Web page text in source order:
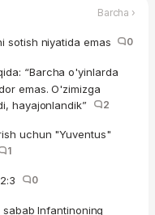
Barcha ›
sotish niyatida emas 0
“Barcha o'yinlarda
emas. O'zimizga
hayajonlandik”
2
uchun "Yuventus"
1
0
sabab Infantinoning